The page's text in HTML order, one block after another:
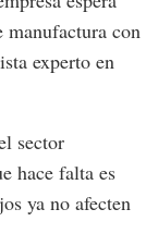
manufactura con
experto en
sector
hace falta es
ya no afecten